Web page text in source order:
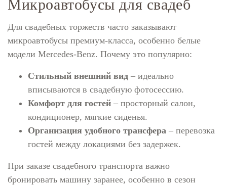
Микроавтобусы для свадеб
Для свадебных торжеств часто заказывают
микроавтобусы премиум-класса, особенно белые
модели Mercedes-Benz. Почему это популярно:
Стильный внешний вид – идеально
вписываются в свадебную фотосессию.
Комфорт для гостей – просторный салон,
кондиционер, мягкие сиденья.
Организация удобного трансфера – перевозка
гостей между локациями без задержек.
При заказе свадебного транспорта важно
бронировать машину заранее, особенно в сезон